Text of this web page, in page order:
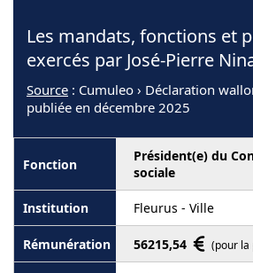
Les mandats, fonctions et
exercés par José-Pierre
Source : Cumuleo › Déclaration
publiée en décembre 2025
Président(e) du
sociale
Fleurus - Ville
56215,54 (pour la